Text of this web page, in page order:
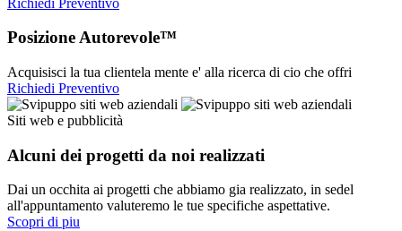
Posizione Autorevole™
Acquisisci la tua clientela mente e' alla ricerca di cio che offri
Richiedi Preventivo
Siti web e pubblicità
Alcuni dei progetti da noi realizzati
Dai un occhita ai progetti che abbiamo gia realizzato, in sedel
all'appuntamento valuteremo le tue specifiche aspettative.
Scopri di piu